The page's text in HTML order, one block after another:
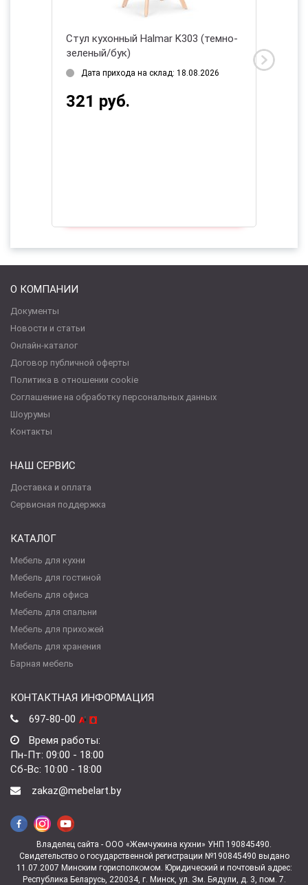
Стул кухонный Halmar K303 (темно-
зеленый/бук)
Дата прихода на склад: 18.08.2026
321 руб.
О КОМПАНИИ
Документы
Новости и статьи
Онлайн-каталог
Договор публичной оферты
Политика в отношении cookie
Соглашение на обработку персональных данных
Шоурумы
Контакты
НАШ СЕРВИС
Доставка и оплата
Сервисная поддержка
КАТАЛОГ
Мебель для кухни
Мебель для гостиной
Мебель для офиса
Мебель для спальни
Мебель для прихожей
Мебель для хранения
Барная мебель
КОНТАКТНАЯ ИНФОРМАЦИЯ
697-80-00
Время работы:
Пн-Пт: 09:00 - 18:00
Сб-Вс: 10:00 - 18:00
zakaz@mebelart.by
Владелец сайта - ООО «Жемчужина кухни» УНП 190845490.
Свидетельство о государственной регистрации №190845490 выдано
11.07.2007 Минским горисполкомом. Юридический и почтовый адрес:
Республика Беларусь, 220034, г. Минск, ул. Зм. Бядули, д. 3, пом. 7.